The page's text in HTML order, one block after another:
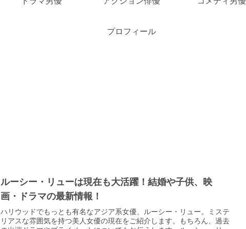
プロフィール
ルーシー・リューは現在も大活躍！結婚や子供、映
画・ドラマの最新情報！
ハリウッドでもっとも有名なアジア系女優、ルーシー・リュー。ミステ
リアスな雰囲気を持つ美人女優の現在をご紹介します。もちろん、過去